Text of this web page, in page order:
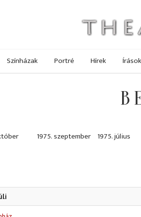
Színházak Portré Hírek Írások
1975. szeptember 1975. július